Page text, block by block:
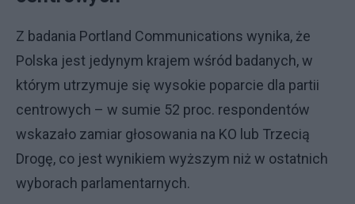
Z badania Portland Communications wynika, że
Polska jest jedynym krajem wśród badanych, w
którym utrzymuje się wysokie poparcie dla partii
centrowych – w sumie 52 proc. respondentów
wskazało zamiar głosowania na KO lub Trzecią
Drogę, co jest wynikiem wyższym niż w ostatnich
wyborach parlamentarnych.